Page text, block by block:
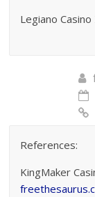
Legiano
References:
KingMaker